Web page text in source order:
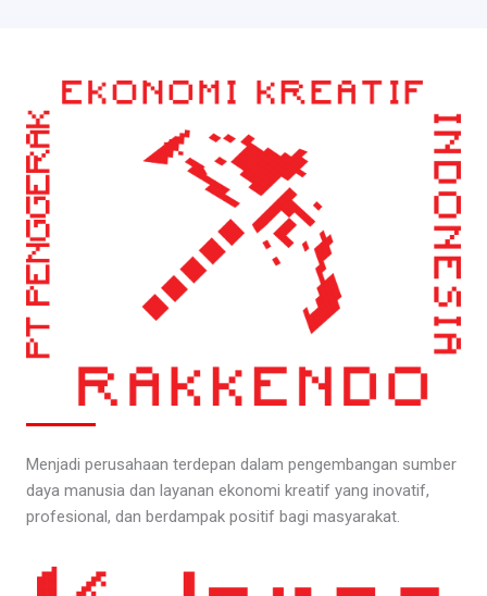
Menjadi perusahaan terdepan dalam pengembangan sumber
daya manusia dan layanan ekonomi kreatif yang inovatif,
profesional, dan berdampak positif bagi masyarakat.